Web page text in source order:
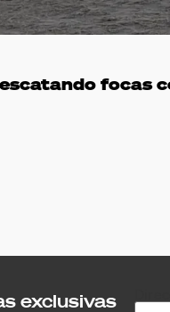
focas
exclusivas